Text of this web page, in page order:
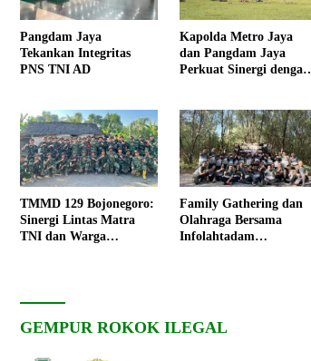
Pangdam Jaya
Tekankan Integritas
PNS TNI AD
Kapolda Metro Jaya
dan Pangdam Jaya
Perkuat Sinergi dengan
TMMD 129 Bojonegoro:
Sinergi Lintas Matra
TNI dan Warga
Family Gathering dan
Olahraga Bersama
Infolahtadam
GEMPUR ROKOK ILEGAL